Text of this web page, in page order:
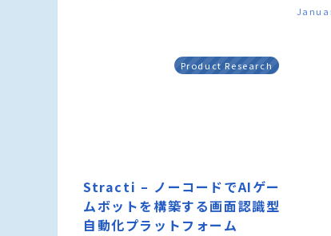
Product Research
Stracti – ノーコードでAIゲー
ムボットを構築する画面認識型
自動化プラットフォーム